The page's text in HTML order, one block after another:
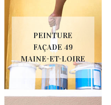
PEINTURE
FAÇADE 49
MAINE-ET-LOIRE